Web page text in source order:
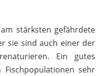
stärksten gefährdete
sie sind auch einer der
Ein gutes
Fischpopulationen sehr